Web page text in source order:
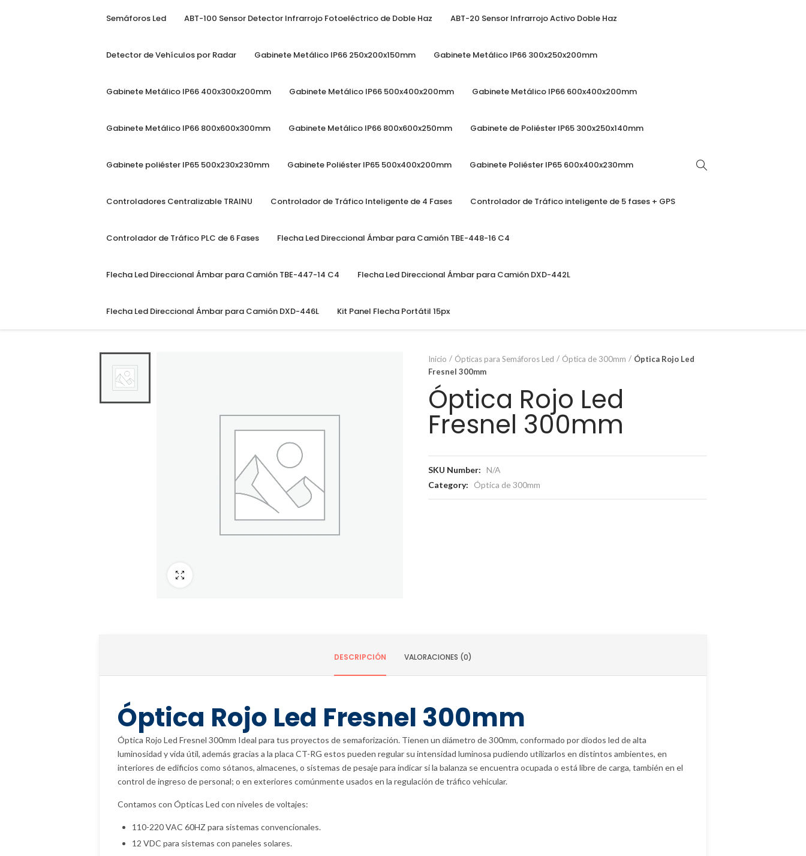
Type anything to search, then press enter or Search Button
Semáforos Led ABT-100 Sensor Detector Infrarrojo Fotoeléctrico de Doble Haz ABT-20 Sensor Infrarrojo Activo Doble Haz
Detector de Vehículos por Radar Gabinete Metálico IP66 250x200x150mm Gabinete Metálico IP66 300x250x200mm
Gabinete Metálico IP66 400x300x200mm Gabinete Metálico IP66 500x400x200mm Gabinete Metálico IP66 600x400x200mm
Gabinete Metálico IP66 800x600x300mm Gabinete Metálico IP66 800x600x250mm Gabinete de Poliéster IP65 300x250x140mm
Gabinete poliéster IP65 500x230x230mm Gabinete Poliéster IP65 500x400x200mm Gabinete Poliéster IP65 600x400x230mm
Controladores Centralizable TRAINU Controlador de Tráfico Inteligente de 4 Fases Controlador de Tráfico inteligente de 5 fases + GPS
Controlador de Tráfico PLC de 6 Fases Flecha Led Direccional Ámbar para Camión TBE-448-16 C4
Flecha Led Direccional Ámbar para Camión TBE-447-14 C4 Flecha Led Direccional Ámbar para Camión DXD-442L
Flecha Led Direccional Ámbar para Camión DXD-446L Kit Panel Flecha Portátil 15px
Inicio Ópticas para Semáforos Led Óptica de 300mm
Óptica Rojo Led
Fresnel 300mm
Óptica Rojo Led
Fresnel 300mm
SKU Number: N/A
Category:
Óptica de 300mm
DESCRIPCIÓN VALORACIONES (0)
Óptica Rojo Led Fresnel 300mm
Óptica Rojo Led Fresnel 300mm Ideal para tus proyectos de semaforización. Tienen un diámetro de 300mm, conformado por diodos led de alta
luminosidad y vida útil, además gracias a la placa CT-RG estos pueden regular su intensidad luminosa pudiendo utilizarlos en distintos ambientes, en
interiores de edificios como sótanos, almacenes, o sistemas de pesaje para indicar si la balanza se encuentra ocupada o está libre de carga, también en el
control de ingreso de personal; o en exteriores comúnmente usados en la regulación de tráfico vehicular.
Contamos con Ópticas Led con niveles de voltajes:
110-220 VAC 60HZ para sistemas convencionales.
12 VDC para sistemas con paneles solares.